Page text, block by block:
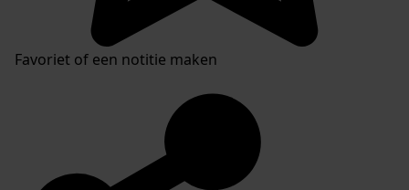
Favoriet of een notitie maken